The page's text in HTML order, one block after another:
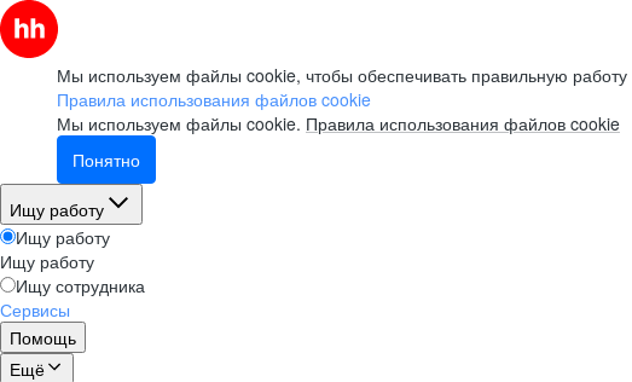
Мы используем файлы cookie, чтобы обеспечивать правильную
Правила использования файлов cookie
Мы используем файлы cookie. Правила использования файлов cookie
Понятно
Ищу работу
Ищу работу
Ищу работу
Ищу сотрудника
Сервисы
Помощь
Ещё